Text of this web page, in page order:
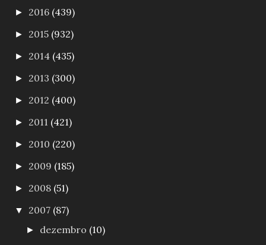
► 2016 (439)
► 2015 (932)
► 2014 (435)
► 2013 (300)
► 2012 (400)
► 2011 (421)
► 2010 (220)
► 2009 (185)
► 2008 (51)
▼ 2007 (87)
► dezembro (10)